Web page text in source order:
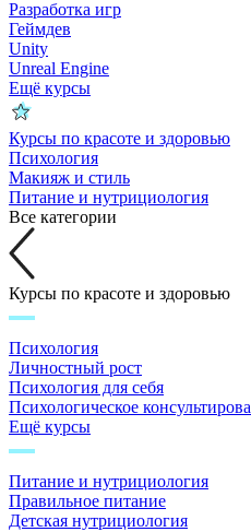
Разработка игр
Геймдев
Unity
Unreal Engine
Ещё курсы
Курсы по красоте и здоровью
Психология
Макияж и стиль
Питание и нутрициология
Все категории
Курсы по красоте и здоровью
Психология
Личностный рост
Психология для себя
Психологическое
Ещё курсы
Питание и нутрициология
Правильное питание
Детская нутрициология